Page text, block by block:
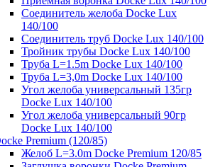
Соединитель желоба Docke Lux
140/100
Соединитель труб Docke Lux 140/100
Тройник трубы Docke Lux 140/100
Труба L=1.5m Docke Lux 140/100
Труба L=3,0m Docke Lux 140/100
Угол желоба универсальный 135гр
Docke Lux 140/100
Угол желоба универсальный 90гр
Docke Lux 140/100
Premium (120/85)
Желоб L=3.0m Docke Premium 120/85